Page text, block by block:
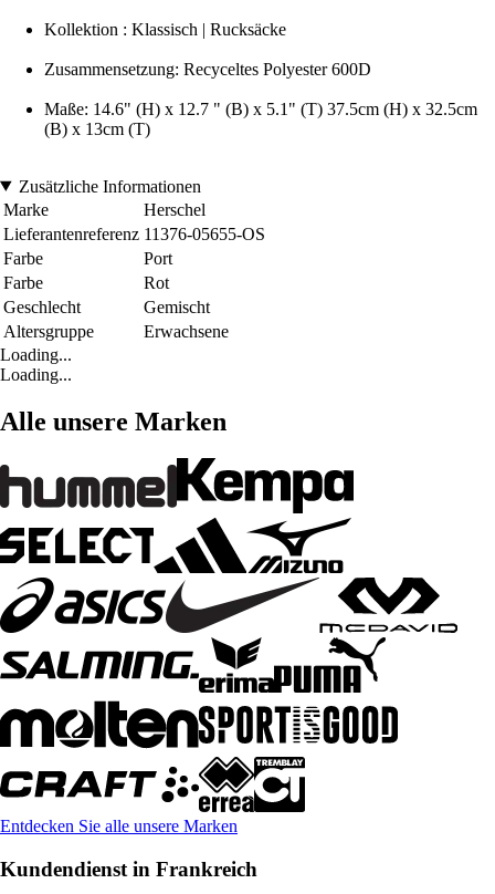
Kollektion : Klassisch | Rucksäcke
Zusammensetzung: Recyceltes Polyester 600D
Maße: 14.6" (H) x 12.7 " (B) x 5.1" (T) 37.5cm (H) x 32.5cm
(B) x 13cm (T)
Zusätzliche Informationen
Marke
Herschel
Lieferantenreferenz 11376-05655-OS
Farbe
Port
Farbe
Rot
Geschlecht
Gemischt
Altersgruppe
Erwachsene
Loading...
Loading...
Alle unsere Marken
Entdecken Sie alle unsere Marken
Kundendienst in Frankreich